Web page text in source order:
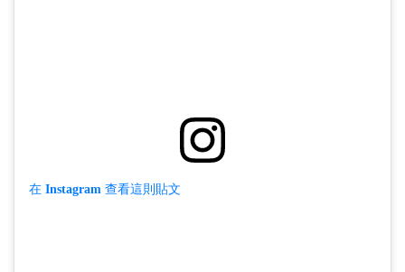
在 Instagram 查看這則貼文